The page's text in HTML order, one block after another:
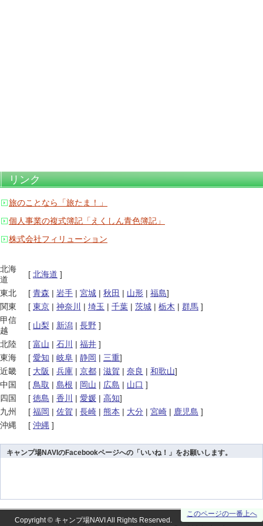
リンク
旅のことなら「旅たま！」
個人事業の複式簿記「えくしん青色簿記」
株式会社フィリューション
北海
道
[ 北海道 ]
東北
[ 青森 | 岩手 | 宮城 | 秋田 | 山形 | 福島]
関東
[ 東京 | 神奈川 | 埼玉 | 千葉 | 茨城 | 栃木 | 群馬 ]
甲信
越
[ 山梨 | 新潟 | 長野 ]
北陸
[ 富山 | 石川 | 福井 ]
東海
[ 愛知 | 岐阜 | 静岡 | 三重]
近畿
[ 大阪 | 兵庫 | 京都 | 滋賀 | 奈良 | 和歌山]
中国
[ 鳥取 | 島根 | 岡山 | 広島 | 山口 ]
四国
[ 徳島 | 香川 | 愛媛 | 高知]
九州
[ 福岡 | 佐賀 | 長崎 | 熊本 | 大分 | 宮崎 | 鹿児島 ]
沖縄
[ 沖縄 ]
キャンプ場NAVIのFacebookページへの「いいね！」をお願いします。
このページの一番上へ
Copyright © キャンプ場NAVI All Rights Reserved.